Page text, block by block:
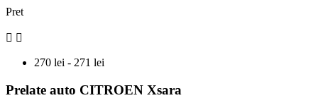
Pret
 
270 lei - 271 lei
Prelate auto CITROEN Xsara